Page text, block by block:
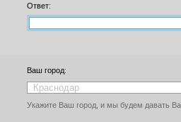
Ответ:
Ваш город:
Укажите Ваш город, и мы будем давать